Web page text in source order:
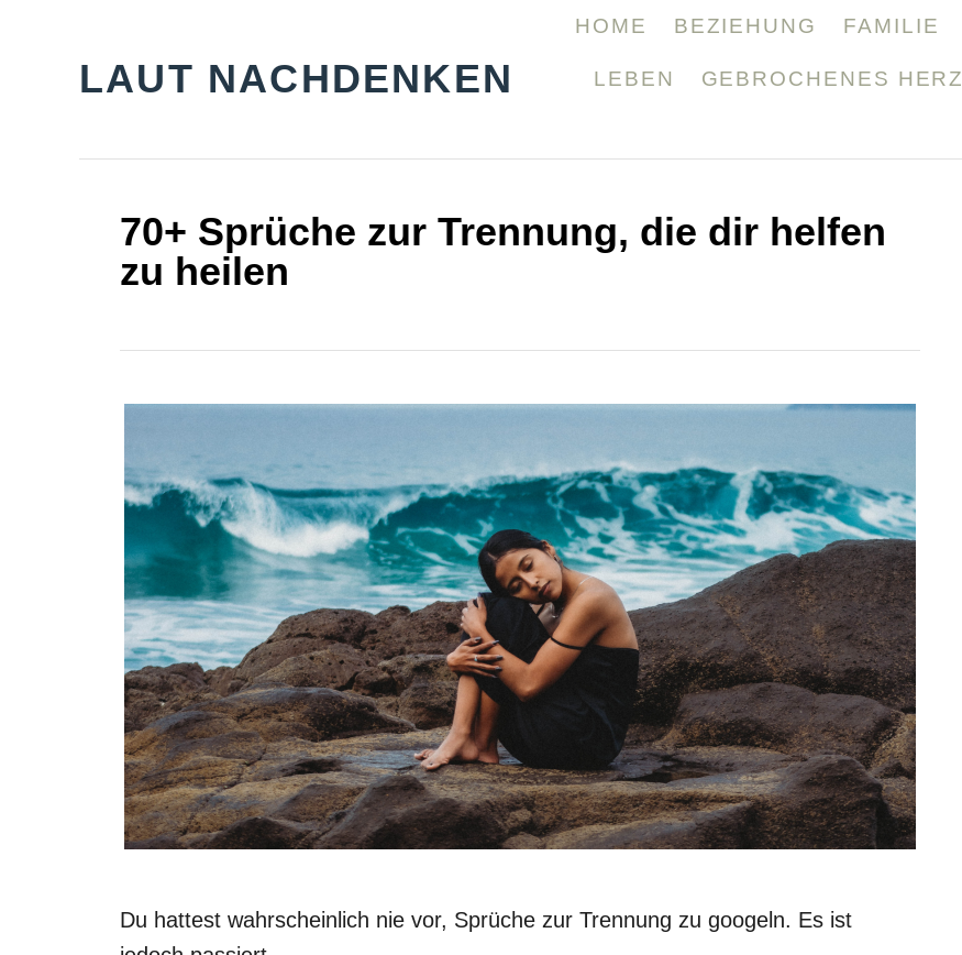
LAUT NACHDENKEN
HOME BEZIEHUNG FAMILIE
LEBEN GEBROCHENES HERZ
70+ Sprüche zur Trennung, die dir helfen
zu heilen
Du hattest wahrscheinlich nie vor, Sprüche zur Trennung zu googeln. Es ist